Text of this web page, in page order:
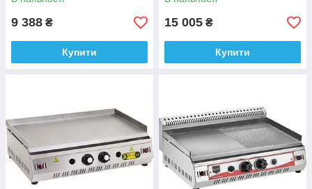
9 388 ₴
Купити
15 005 ₴
Купити